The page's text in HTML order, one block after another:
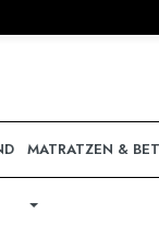
Bis zu -
MATRATZEN &